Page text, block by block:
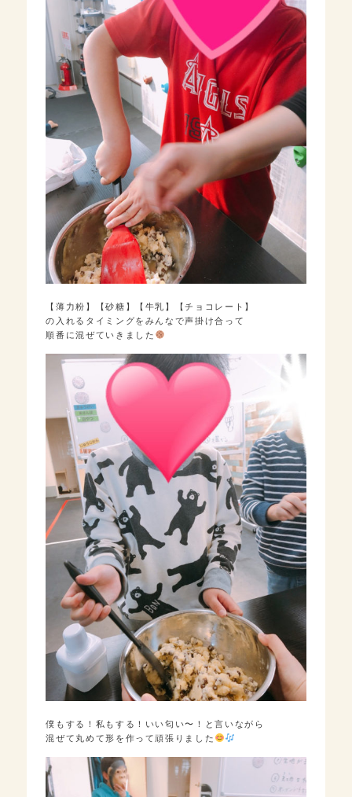
【薄力粉】【砂糖】【牛乳】【チョコレート】
の入れるタイミングをみんなで声掛け合って
順番に混ぜていきました
僕もする！私もする！いい匂い〜！と言いながら
混ぜて丸めて形を作って頑張りました